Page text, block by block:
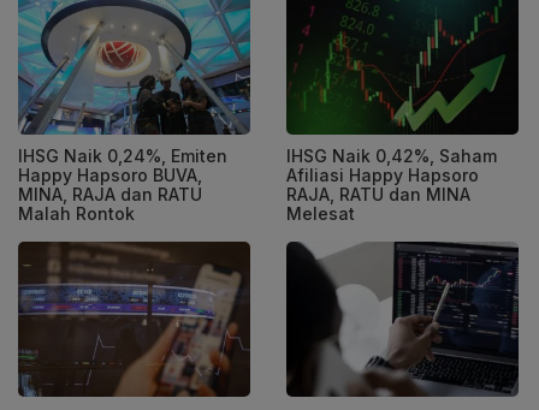
IHSG Naik 0,24%, Emiten
Happy Hapsoro BUVA,
MINA, RAJA dan RATU
Malah Rontok
IHSG Naik 0,42%, Saham
Afiliasi Happy Hapsoro
RAJA, RATU dan MINA
Melesat